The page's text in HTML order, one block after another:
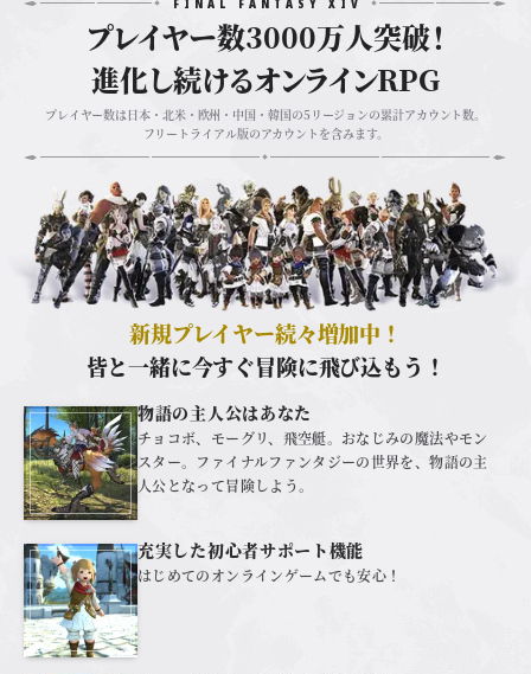
FINAL FANTASY XIV
プレイヤー数3000万人突破！
進化し続けるオンラインRPG
プレイヤー数は日本・北米・欧州・中国・韓国の5リージョンの累計アカウント数。
フリートライアル版のアカウントを含みます。
新規プレイヤー続々増加中！
皆と一緒に今すぐ冒険に飛び込もう！
物語の主人公はあなた
チョコボ、モーグリ、飛空艇。おなじみの魔法やモン
スター。ファイナルファンタジーの世界を、物語の主
人公となって冒険しよう。
充実した初心者サポート機能
はじめてのオンラインゲームでも安心！